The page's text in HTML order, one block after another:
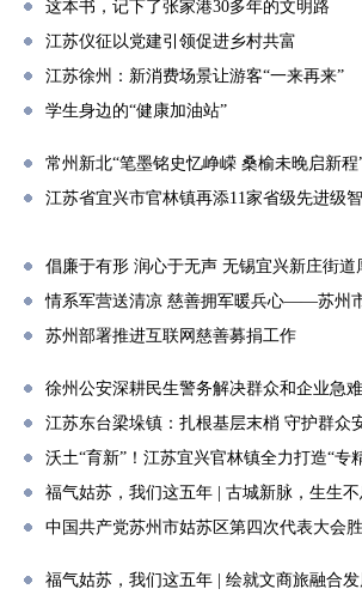
这本书，记下了张家港30多年的文明路
江苏仪征以党建引领促进乡村共富
江苏徐州：新消费场景让游客“一来再来”
学生身边的“健康加油站”
常州新北“笔墨铭史忆峥嵘 桑榆未晚启新
江苏省宜兴市官林镇再添11家省级先进级
倡廉于有形 润心于无声 无锡宜兴新庄街
情系军营送清凉 慈善拥军暖兵心——苏州
苏州部署推进互联网慈善募捐工作
徐州公安深耕民生警务解决群众和企业急
江苏东台梁垛镇：扎根基层末梢 守护群众
沃土“育新”！江苏宜兴官林镇全力打造“专
福气姑苏，我们这五年 | 古城新脉，生生不
中国共产党苏州市姑苏区第四次代表大会胜
福气姑苏，我们这五年 | 绘就文商旅融合